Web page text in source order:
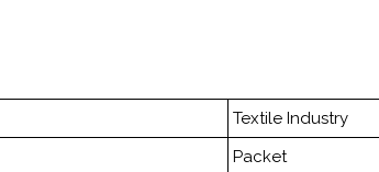
Textile Industry
Packet